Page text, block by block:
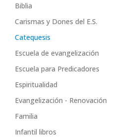
Biblia
Carismas y Dones del E.S.
Catequesis
Escuela de evangelización
Escuela para Predicadores
Espiritualidad
Evangelización - Renovación
Familia
Infantil libros